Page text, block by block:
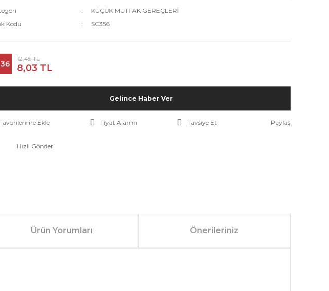
KÜÇÜK MUTFAK GEREÇLERİ
Kodu
SC356
12,45 TL
8,03 TL
Gelince Haber Ver
Fiyat Alarmı Tavsiye Et Paylaş
Hızlı Gönderi
Ürün Yorumları Önerileriniz